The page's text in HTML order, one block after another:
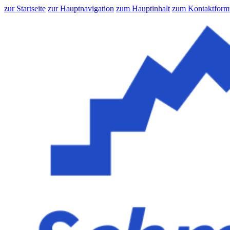
zur Startseite zur Hauptnavigation zum Hauptinhalt zum